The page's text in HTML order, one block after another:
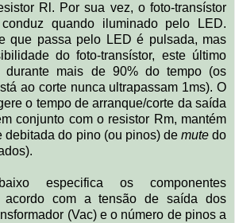
Rl. Por sua vez, o foto-transístor
quando iluminado pelo LED.
que passa pelo LED é pulsada, mas
do foto-transístor, este último
durante mais de 90% do tempo (os
ao corte nunca ultrapassam 1ms). O
o tempo de arranque/corte da saída
conjunto com o resistor Rm, mantém
debitada do pino (ou pinos) de mutedo
especifica os componentes
acordo com a tensão de saída dos
(Vac) e o número de pinos a